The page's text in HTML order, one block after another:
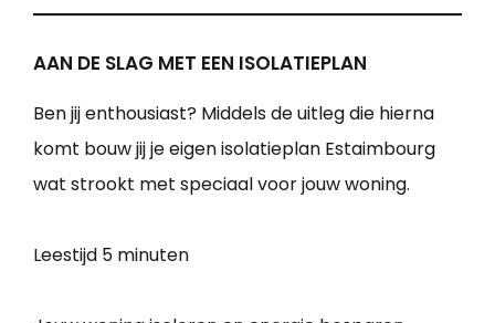
AAN DE SLAG MET EEN ISOLATIEPLAN
Ben jij enthousiast? Middels de uitleg die hierna
komt bouw jij je eigen isolatieplan Estaimbourg
wat strookt met speciaal voor jouw woning.
Leestijd 5 minuten